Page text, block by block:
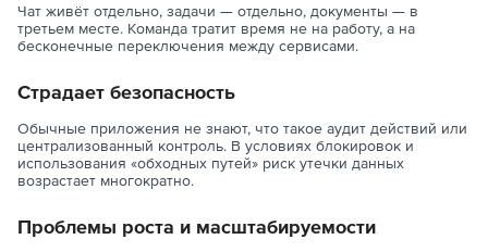
Чат живёт отдельно, задачи — отдельно, документы — в
третьем месте. Команда тратит время не на работу, а на
бесконечные переключения между сервисами.
Страдает безопасность
Обычные приложения не знают, что такое аудит действий или
централизованный контроль. В условиях блокировок и
использования «обходных путей» риск утечки данных
возрастает многократно.
Проблемы роста и масштабируемости